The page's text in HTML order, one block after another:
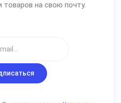
товаров на свою почту.